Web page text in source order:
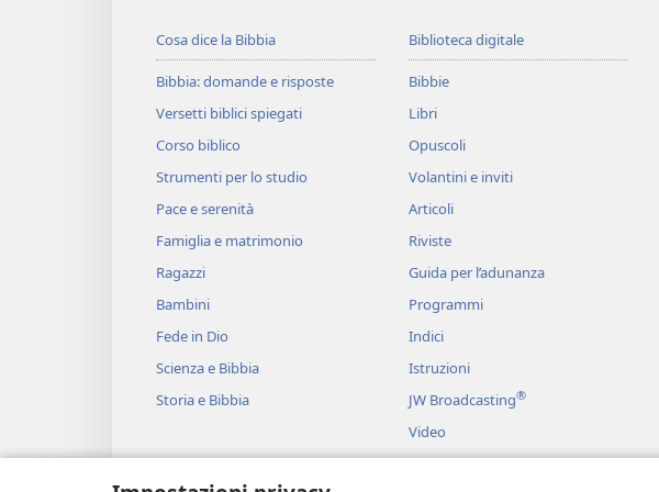
Cosa dice la Bibbia
Bibbia: domande e risposte
Versetti biblici spiegati
Corso biblico
Strumenti per lo studio
Pace e serenità
Famiglia e matrimonio
Ragazzi
Bambini
Fede in Dio
Scienza e Bibbia
Storia e Bibbia
Biblioteca digitale
Bibbie
Libri
Opuscoli
Volantini e inviti
Articoli
Riviste
Guida per l’adunanza
Programmi
Indici
Istruzioni
JW Broadcasting®
Video
Musica